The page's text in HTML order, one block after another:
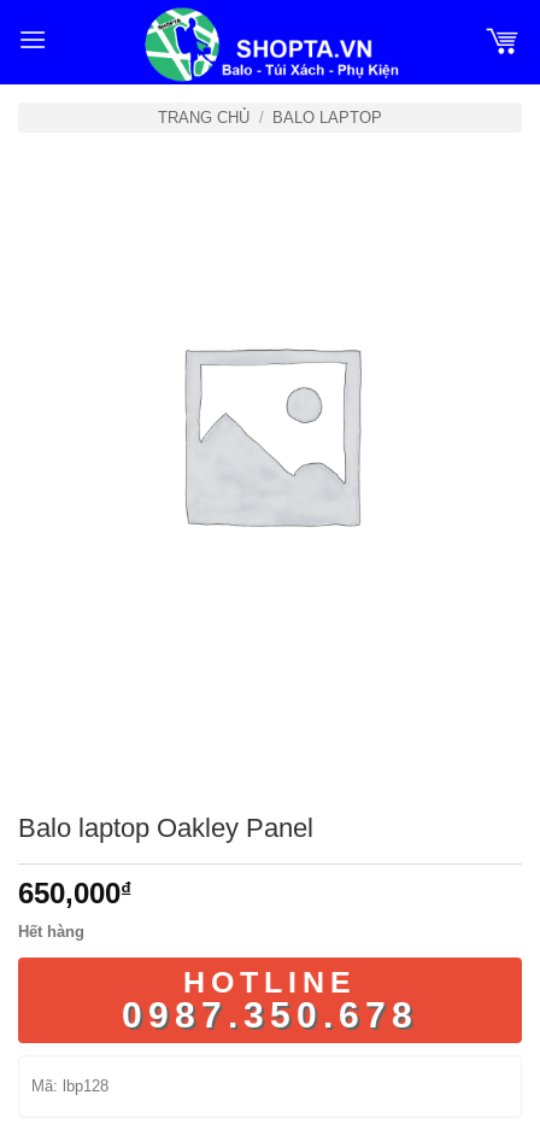
qua
TRANG CHỦ / BALO LAPTOP
Balo laptop Oakley Panel
650,000₫
Hết hàng
HOTLINE
0987.350.678
Mã: lbp128